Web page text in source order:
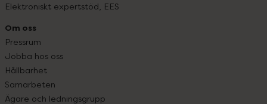
Elektroniskt expertstöd, EES
Om oss
Pressrum
Jobba hos oss
Hållbarhet
Samarbeten
Ägare och ledningsgrupp